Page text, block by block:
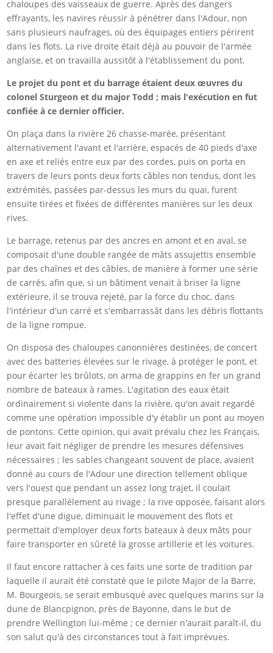
chaloupes des vaisseaux de guerre. Après des dangers
effrayants, les navires réussir à pénétrer dans l'Adour, non
sans plusieurs naufrages, où des équipages entiers périrent
dans les flots. La rive droite était déjà au pouvoir de l'armée
anglaise, et on travailla aussitôt à l'établissement du pont.
Le projet du pont et du barrage étaient deux œuvres du
colonel Sturgeon et du major Todd ; mais l'exécution en fut
confiée à ce dernier officier.
On plaça dans la rivière 26 chasse-marée, présentant
alternativement l'avant et l'arrière, espacés de 40 pieds d'axe
en axe et reliés entre eux par des cordes, puis on porta en
travers de leurs ponts deux forts câbles non tendus, dont les
extrémités, passées par-dessus les murs du quai, furent
ensuite tirées et fixées de différentes manières sur les deux
rives.
Le barrage, retenus par des ancres en amont et en aval, se
composait d'une double rangée de mâts assujettis ensemble
par des chaînes et des câbles, de manière à former une série
de carrés, afin que, si un bâtiment venait à briser la ligne
extérieure, il se trouva rejeté, par la force du choc, dans
l'intérieur d'un carré et s'embarrassât dans les débris flottants
de la ligne rompue.
On disposa des chaloupes canonnières destinées, de concert
avec des batteries élevées sur le rivage, à protéger le pont, et
pour écarter les brûlots, on arma de grappins en fer un grand
nombre de bateaux à rames. L'agitation des eaux était
ordinairement si violente dans la rivière, qu'on avait regardé
comme une opération impossible d'y établir un pont au moyen
de pontons. Cette opinion, qui avait prévalu chez les Français,
leur avait fait négliger de prendre les mesures défensives
nécessaires ; les sables changeant souvent de place, avaient
donné au cours de l'Adour une direction tellement oblique
vers l'ouest que pendant un assez long trajet, il coulait
presque parallèlement au rivage ; la rive opposée, faisant alors
l'effet d'une digue, diminuait le mouvement des flots et
permettait d'employer deux forts bateaux à deux mâts pour
faire transporter en sûreté la grosse artillerie et les voitures.
Il faut encore rattacher à ces faits une sorte de tradition par
laquelle il aurait été constaté que le pilote Major de la Barre,
M. Bourgeois, se serait embusqué avec quelques marins sur la
dune de Blancpignon, près de Bayonne, dans le but de
prendre Wellington lui-même ; ce dernier n'aurait paraît-il, du
son salut qu'à des circonstances tout à fait imprévues.